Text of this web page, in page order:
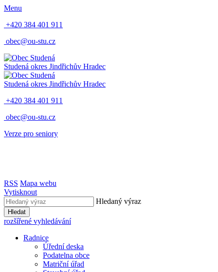
Menu
+420 384 401 911
obec@ou-stu.cz
Studená okres Jindřichův Hradec
Studená okres Jindřichův Hradec
+420 384 401 911
obec@ou-stu.cz
Verze pro seniory
RSS Mapa webu
Vytisknout
Hledaný výraz
Hledat
rozšířené vyhledávání
Radnice
Úřední deska
Podatelna obce
Matriční úřad